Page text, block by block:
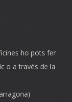
ho pots fer
o a través de la